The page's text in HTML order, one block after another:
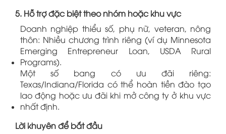
5. Hỗ trợ đặc biệt theo nhóm hoặc khu vực
Doanh nghiệp thiểu số, phụ nữ, veteran, nông
thôn: Nhiều chương trình riêng (ví dụ Minnesota
Emerging Entrepreneur Loan, USDA Rural
Programs).
Một số bang có ưu đãi riêng:
Texas/Indiana/Florida có thể hoàn tiền đào tạo
lao động hoặc ưu đãi khi mở công ty ở khu vực
nhất định.
Lời khuyên để bắt đầu